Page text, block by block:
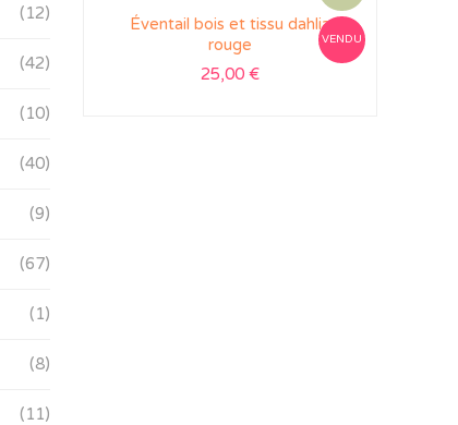
(12)
(42)
(10)
(40)
(9)
(67)
(1)
(8)
(11)
VENDU
Éventail bois et tissu dahlia
rouge
25,00 €